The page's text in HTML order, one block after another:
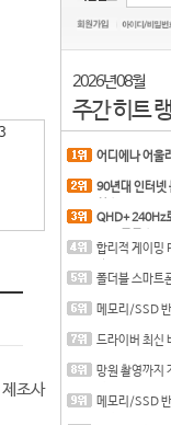
조사
2026년 08월
주간 히트
어디에나 어울
90년대 인터넷
QHD+ 240Hz
합리적 게이밍
폴더블 스마트
메모리/SSD
드라이버 최신
망원 촬영까지
메모리/SSD